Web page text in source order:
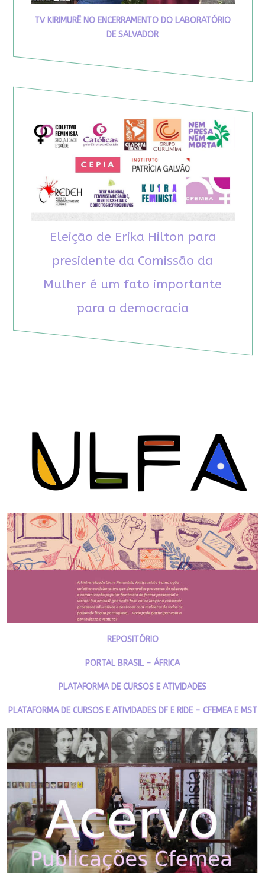
TV KIRIMURÊ NO ENCERRAMENTO DO LABORATÓRIO
DE SALVADOR
Eleição de Erika Hilton para
presidente da Comissão da
Mulher é um fato importante
para a democracia
REPOSITÓRIO
PORTAL BRASIL - ÁFRICA
PLATAFORMA DE CURSOS E ATIVIDADES
PLATAFORMA DE CURSOS E ATIVIDADES DF E RIDE - CFEMEA E MST